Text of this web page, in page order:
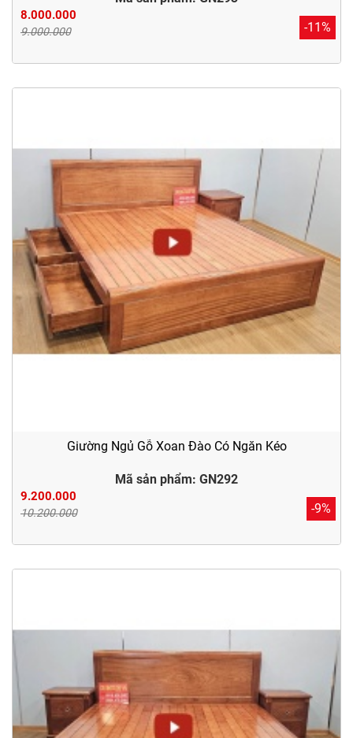
8.000.000
9.000.000 -11%
Giường Ngủ Gỗ Xoan Đào Có Ngăn Kéo
Mã sản phẩm: GN292
9.200.000
10.200.000 -9%